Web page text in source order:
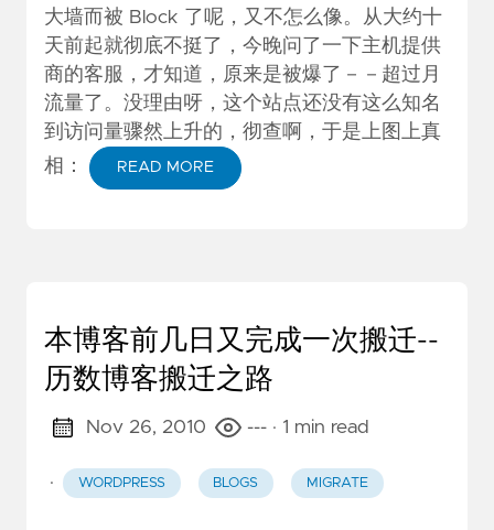
大墙而被 Block 了呢，又不怎么像。从大约十
天前起就彻底不挺了，今晚问了一下主机提供
商的客服，才知道，原来是被爆了－－超过月
流量了。没理由呀，这个站点还没有这么知名
到访问量骤然上升的，彻查啊，于是上图上真
相：
READ MORE
本博客前几日又完成一次搬迁--
历数博客搬迁之路
Nov 26, 2010 --- · 1 min read
· WORDPRESS BLOGS MIGRATE